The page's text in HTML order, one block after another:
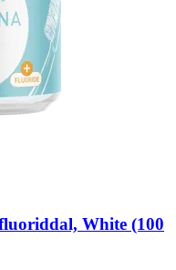
White (100